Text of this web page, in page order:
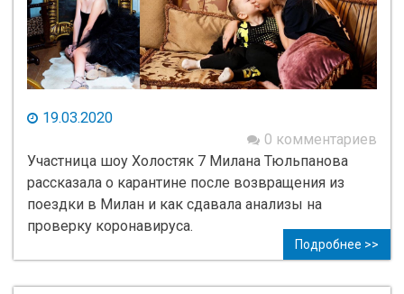
19.03.2020
0 комментариев
Участница шоу Холостяк 7 Милана Тюльпанова
рассказала о карантине после возвращения из
поездки в Милан и как сдавала анализы на
проверку коронавируса.
Подробнее >>